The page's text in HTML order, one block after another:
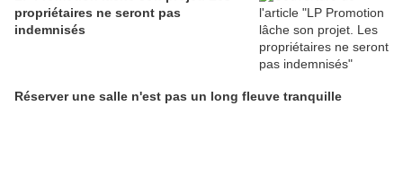
propriétaires ne seront pas
indemnisés
Réserver une salle n'est pas un long fleuve tranquille